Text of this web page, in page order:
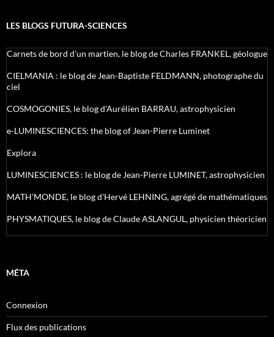
LES BLOGS FUTURA-SCIENCES
Carnets de bord d’un martien, le blog de Charles FRANKEL, géologue
CIELMANIA : le blog de Jean-Baptiste FELDMANN, photographe du
ciel
COSMOGONIES, le blog d'Aurélien BARRAU, astrophysicien
e-LUMINESCIENCES: the blog of Jean-Pierre Luminet
Explora
LUMINESCIENCES : le blog de Jean-Pierre LUMINET, astrophysicien
MATH'MONDE, le blog d'Hervé LEHNING, agrégé de mathématiques
PHYSMATIQUES, le blog de Claude ASLANGUL, physicien théoricien
MÉTA
Connexion
Flux des publications